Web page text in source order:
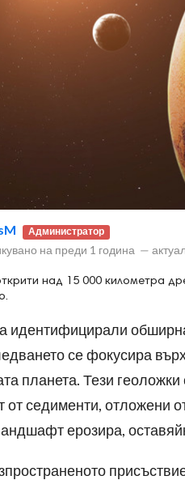
Администратор
на преди 1 година —
над 15 000 километра
идентифицирали
се фокусира
планета. Тези
от седименти, отложени
ерозира,